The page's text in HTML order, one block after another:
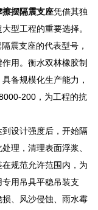
擦摆隔震支座凭借其独
型工程的重要选择。
震支座的代表型号，
用。衡水双林橡胶制
备规模化生产能力，
200，为工程的抗
设计强度后，开始隔
理，清理表面浮浆、
规范允许范围内，为
用吊具平稳吊装支
、风沙侵蚀、雨水霉